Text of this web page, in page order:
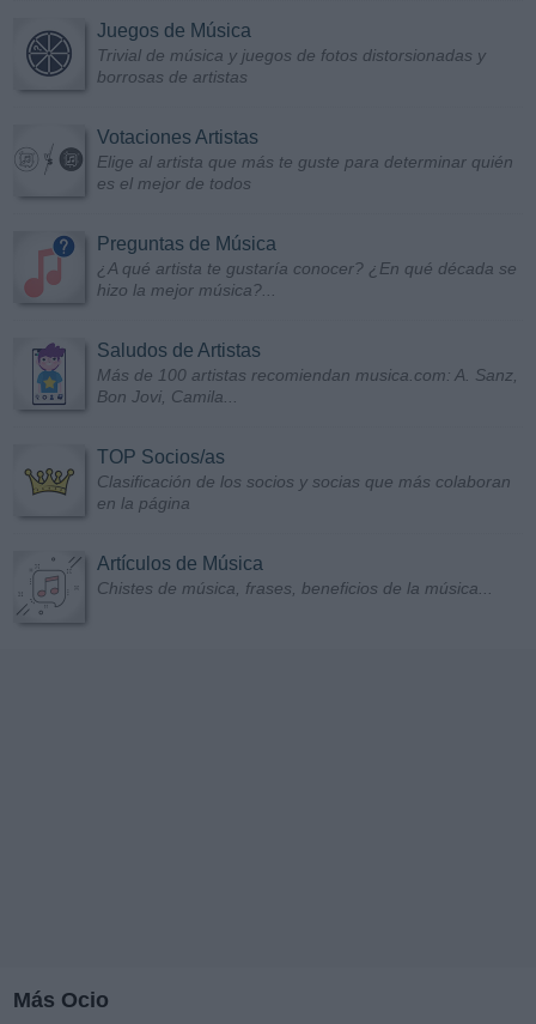
Juegos de Música
Trivial de música y juegos de fotos distorsionadas y
borrosas de artistas
Votaciones Artistas
Elige al artista que más te guste para determinar quién
es el mejor de todos
Preguntas de Música
¿A qué artista te gustaría conocer? ¿En qué década se
hizo la mejor música?...
Saludos de Artistas
Más de 100 artistas recomiendan musica.com: A. Sanz,
Bon Jovi, Camila...
TOP Socios/as
Clasificación de los socios y socias que más colaboran
en la página
Artículos de Música
Chistes de música, frases, beneficios de la música...
Más Ocio